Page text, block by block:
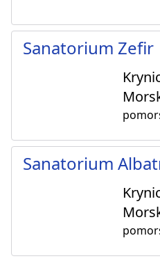
Sanatorium Zefir
Sanatorium